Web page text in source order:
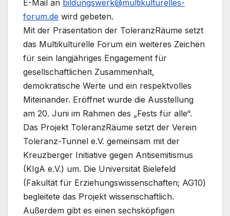
E-Mail an bildungswerk@multikulturelles-
forum.de wird gebeten.
Mit der Präsentation der ToleranzRäume setzt
das Multikulturelle Forum ein weiteres Zeichen
für sein langjähriges Engagement für
gesellschaftlichen Zusammenhalt,
demokratische Werte und ein respektvolles
Miteinander. Eröffnet wurde die Ausstellung
am 20. Juni im Rahmen des „Fests für alle“.
Das Projekt ToleranzRäume setzt der Verein
Toleranz-Tunnel e.V. gemeinsam mit der
Kreuzberger Initiative gegen Antisemitismus
(KIgA e.V.) um. Die Universität Bielefeld
(Fakultät für Erziehungswissenschaften; AG10)
begleitete das Projekt wissenschaftlich.
Außerdem gibt es einen sechsköpfigen